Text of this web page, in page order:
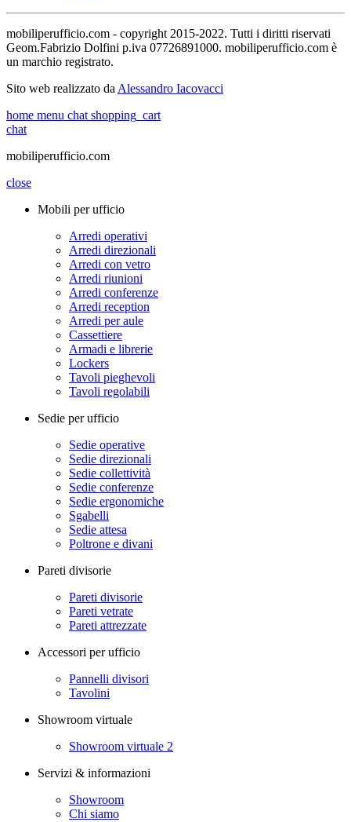
mobiliperufficio.com - copyright 2015-2022. Tutti i diritti riservati
Geom.Fabrizio Dolfini p.iva 07726891000. mobiliperufficio.com è
un marchio registrato.
Sito web realizzato da Alessandro Iacovacci
home menu chat shopping_cart
chat
mobiliperufficio.com
close
Mobili per ufficio
Arredi operativi
Arredi direzionali
Arredi con vetro
Arredi riunioni
Arredi conferenze
Arredi reception
Arredi per aule
Cassettiere
Armadi e librerie
Lockers
Tavoli pieghevoli
Tavoli regolabili
Sedie per ufficio
Sedie operative
Sedie direzionali
Sedie collettività
Sedie conferenze
Sedie ergonomiche
Sgabelli
Sedie attesa
Poltrone e divani
Pareti divisorie
Pareti divisorie
Pareti vetrate
Pareti attrezzate
Accessori per ufficio
Pannelli divisori
Tavolini
Showroom virtuale
Showroom virtuale 2
Servizi & informazioni
Showroom
Chi siamo